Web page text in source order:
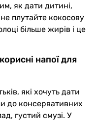
як дати дитині,
плутайте кокосову
більше жирів і це
напої для
які хочуть дати
до консервативних
густий смузі. У